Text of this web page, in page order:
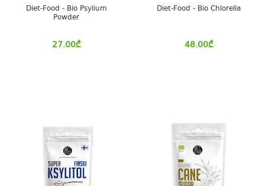
Diet-Food - Bio Psylium
Powder
27.00₾
Diet-Food - Bio Chlorella
48.00₾